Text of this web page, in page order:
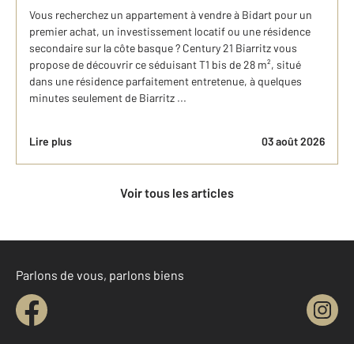
Vous recherchez un appartement à vendre à Bidart pour un
premier achat, un investissement locatif ou une résidence
secondaire sur la côte basque ? Century 21 Biarritz vous
propose de découvrir ce séduisant T1 bis de 28 m², situé
dans une résidence parfaitement entretenue, à quelques
minutes seulement de Biarritz ...
Lire plus 03 août 2026
Voir tous les articles
Parlons de vous, parlons biens